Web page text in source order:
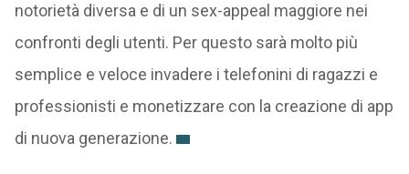
notorietà diversa e di un sex-appeal maggiore nei
confronti degli utenti. Per questo sarà molto più
semplice e veloce invadere i telefonini di ragazzi e
professionisti e monetizzare con la creazione di app
di nuova generazione.